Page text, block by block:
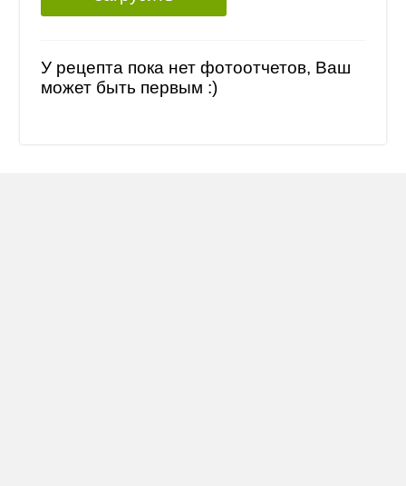
У рецепта пока нет фотоотчетов, Ваш
может быть первым :)